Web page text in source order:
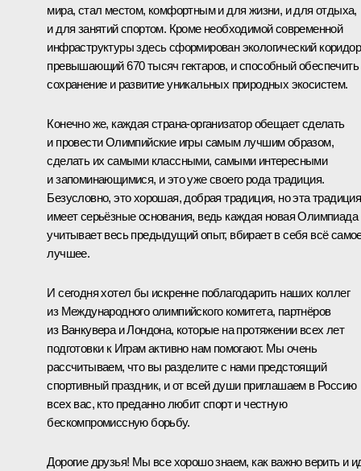
мира, стал местом, комфортным и для жизни, и для отдыха,
и для занятий спортом. Кроме необходимой современной
инфраструктуры здесь сформирован экологический
превышающий 670 тысяч гектаров, и способный обеспечить
сохранение и развитие уникальных природных экосистем.
Конечно же, каждая страна-организатор обещает сделать
и провести Олимпийские игры самым лучшим образом,
сделать их самыми классными, самыми интересными
и запоминающимися, и это уже своего рода традиция.
Безусловно, это хорошая, добрая традиция, но эта традиция
имеет серьёзные основания, ведь каждая новая Олимпиада
учитывает весь предыдущий опыт, вбирает в себя всё
лучшее.
И сегодня хотел бы искренне поблагодарить наших коллег
из Международного олимпийского комитета, партнёров
из Ванкувера и Лондона, которые на протяжении всех лет
подготовки к Играм активно нам помогают. Мы очень
рассчитываем, что вы разделите с нами предстоящий
спортивный праздник, и от всей души приглашаем в Россию
всех вас, кто преданно любит спорт и честную
бескомпромиссную борьбу.
Дорогие друзья! Мы все хорошо знаем, как важно верить и